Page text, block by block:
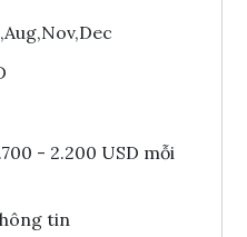
- 2.200 USD mỗi
tin